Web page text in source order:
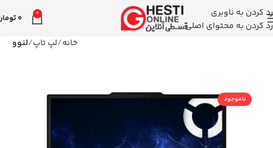
رد کردن به ناوبری
رد کردن به محتوای اصلی
0
0
خانه لپ تاپ لنوو
ناموجود